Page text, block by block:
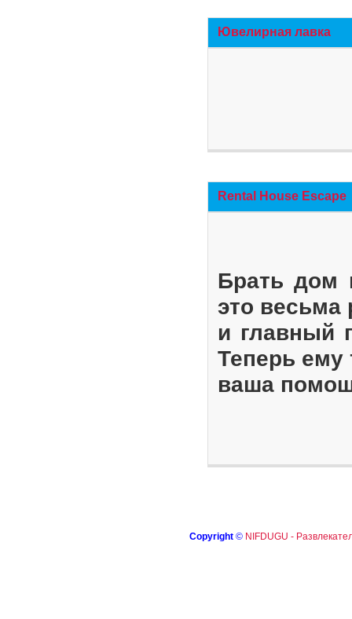
Ювелирная лавка
Rental House Escape
Брать дом
это весьма
и главный
Теперь ему
ваша
Copyright © NIFDUGU -